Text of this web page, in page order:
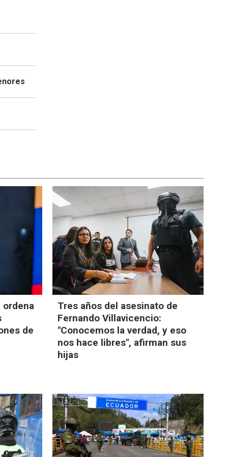
ordena
de
Tres años del asesinato de
Fernando Villavicencio:
"Conocemos la verdad, y eso
nos hace libres", afirman sus
hijas